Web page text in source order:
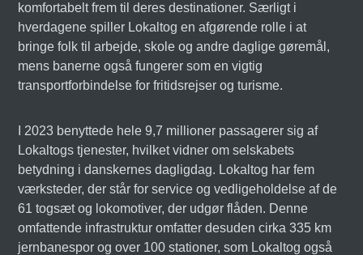
komfortabelt frem til deres destinationer. Særligt i
hverdagene spiller Lokaltog en afgørende rolle i at
bringe folk til arbejde, skole og andre daglige gøremål,
mens banerne også fungerer som en vigtig
transportforbindelse for fritidsrejser og turisme.
I 2023 benyttede hele 9,7 millioner passagerer sig af
Lokaltogs tjenester, hvilket vidner om selskabets
betydning i danskernes dagligdag. Lokaltog har fem
værksteder, der står for service og vedligeholdelse af de
61 togsæt og lokomotiver, der udgør flåden. Denne
omfattende infrastruktur omfatter desuden cirka 335 km
jernbanespor og over 100 stationer, som Lokaltog også